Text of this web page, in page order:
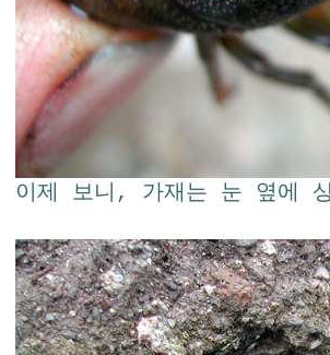
이제 보니, 가재는 눈 옆에